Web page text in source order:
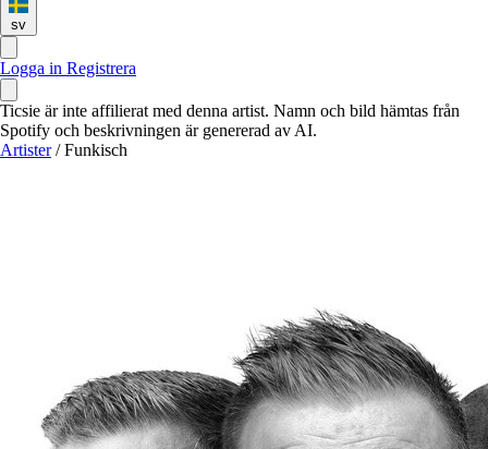
sv
Logga in Registrera
Ticsie är inte affilierat med denna artist. Namn och bild hämtas från
Spotify och beskrivningen är genererad av AI.
Artister / Funkisch